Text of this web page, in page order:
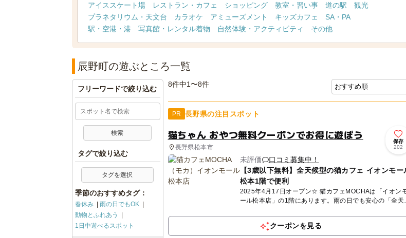
アイススケート場
レストラン・カフェ ショッピング 教室・習い事 道の駅
観光
プラネタリウム・天文台
カラオケ アミューズメント キッズカフェ
SA・PA
駅・空港・港
写真館・レンタル着物 自然体験・アクティビティ その他
辰野町の遊ぶところ一覧
8件中1〜8件
PR 長野県の注目スポット
猫ちゃん おやつ無料クーポンでお得に遊ぼう
長野県松本市
保存
202
未評価
口コミ募集中！
【3歳以下無料】全天候型の猫カフェ イオンモー
松本1階で便利
2025年4月17日オープン☆ 猫カフェMOCHAは「イオン
ール松本店」の1階にあります。雨の日でも安心の「全天
クーポンを見る
フリーワードで絞り込む
タグで絞り込む
タグを選択
季節のおすすめタグ：
春休み
雨の日でもOK
動物とふれあう
1日中遊べるスポット